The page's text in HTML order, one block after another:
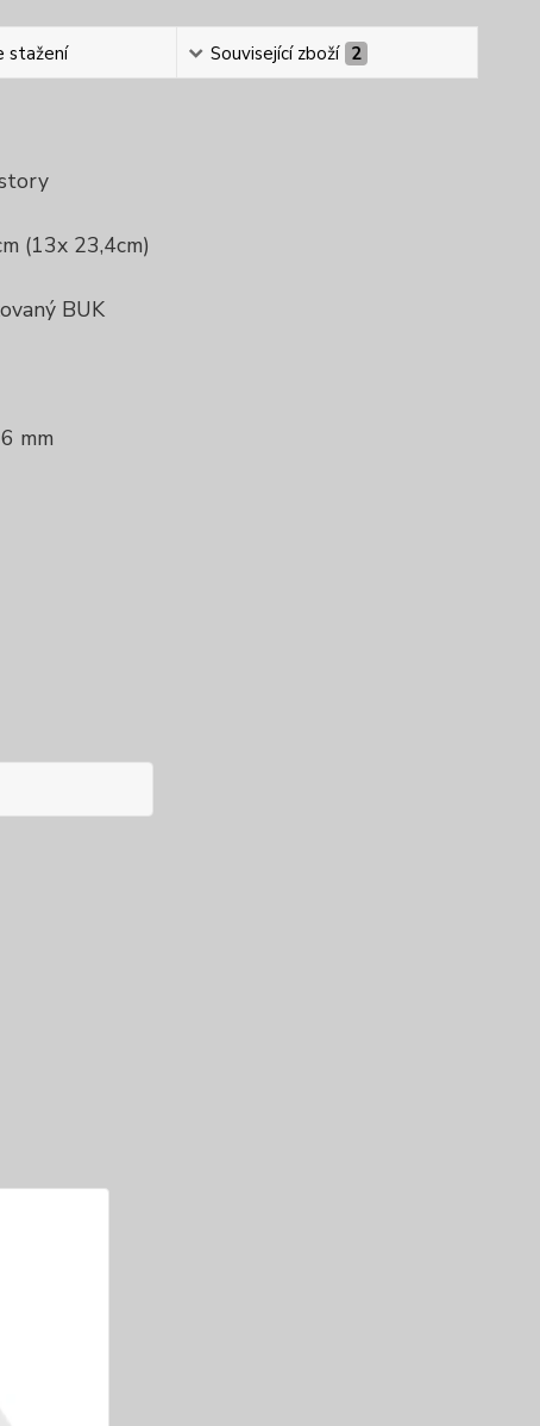
stažení Související zboží 2
(13x 23,4cm)
BUK
mm